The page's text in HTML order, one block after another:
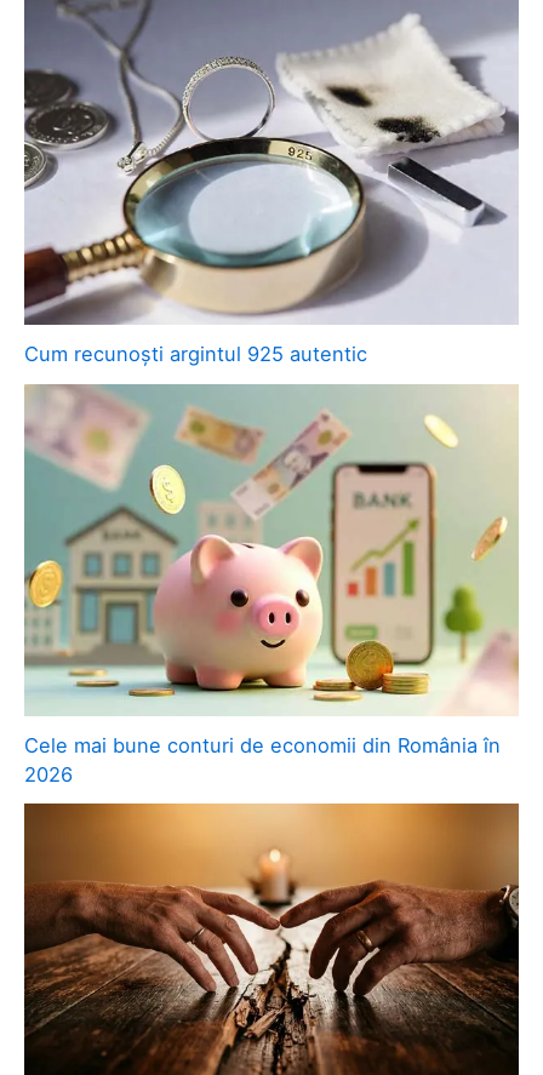
Cum recunoști argintul 925 autentic
Cele mai bune conturi de economii din România în
2026